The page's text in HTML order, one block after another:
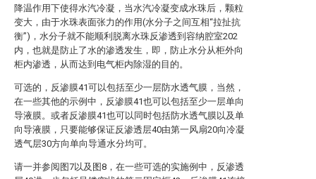
降温作用下使得水汽冷凝，当水汽冷凝变成水珠后，颗粒
变大，由于水珠表面张力的作用(水分子之间互相“拉扯抗
衡”)，水分子就不能顺利脱离水珠反渗透到容纳腔室202
内，也就是防止了水的渗透发生，即，防止水分从柜外向
柜内渗透，从而达到电气柜内除湿的目的。
可选的，反渗膜41可以包括至少一层防水透气膜，当然，
在一些其他的示例中，反渗膜41也可以包括至少一层单向
导液膜。或者反渗膜41也可以同时包括防水透气膜以及单
向导液膜，只要能够保证反渗透层40由第一风扇20向冷凝
透气层30方向单向导通水分均可。
请一并参阅图7以及图8，在一些可选的实施例中，反渗透